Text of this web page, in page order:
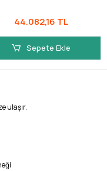
44.082,16 TL
Sepete Ekle
ulaşır.